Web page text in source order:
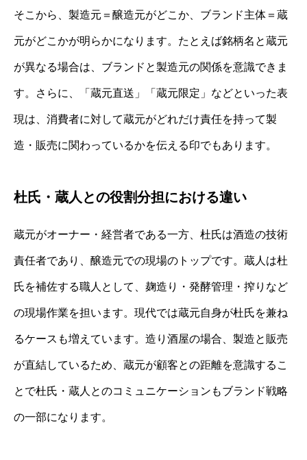
そこから、製造元＝醸造元がどこか、ブランド主体＝蔵
元がどこかが明らかになります。たとえば銘柄名と蔵元
が異なる場合は、ブランドと製造元の関係を意識できま
す。さらに、「蔵元直送」「蔵元限定」などといった表
現は、消費者に対して蔵元がどれだけ責任を持って製
造・販売に関わっているかを伝える印でもあります。
杜氏・蔵人との役割分担における違い
蔵元がオーナー・経営者である一方、杜氏は酒造の技術
責任者であり、醸造元での現場のトップです。蔵人は杜
氏を補佐する職人として、麹造り・発酵管理・搾りなど
の現場作業を担います。現代では蔵元自身が杜氏を兼ね
るケースも増えています。造り酒屋の場合、製造と販売
が直結しているため、蔵元が顧客との距離を意識するこ
とで杜氏・蔵人とのコミュニケーションもブランド戦略
の一部になります。